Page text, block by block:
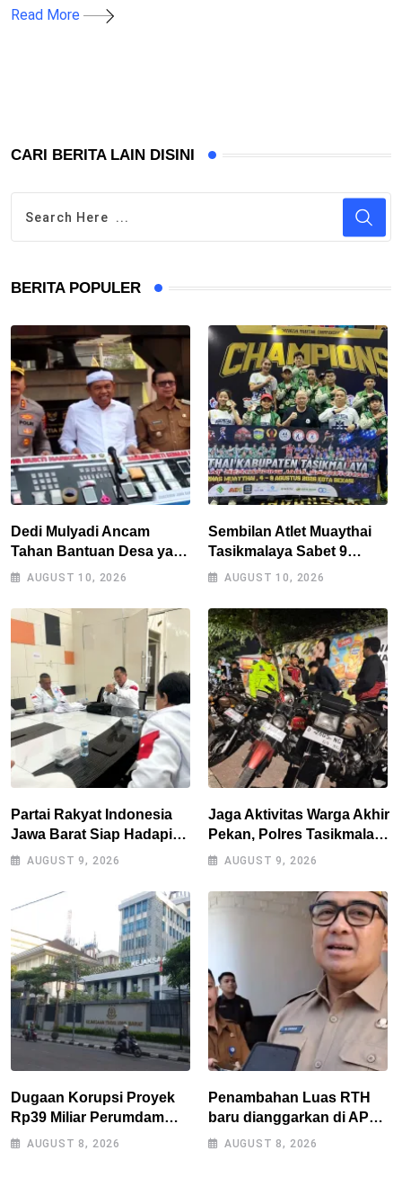
Read More
CARI BERITA LAIN DISINI
BERITA POPULER
Dedi Mulyadi Ancam
Tahan Bantuan Desa yang
Masih Ditemukan
AUGUST 10, 2026
Sembilan Atlet Muaythai
Tasikmalaya Sabet 9
Medali di Kejurnas Bekasi,
Porprov Jabar 2026
AUGUST 10, 2026
Partai Rakyat Indonesia
Jawa Barat Siap Hadapi
Pemilu 2029
AUGUST 9, 2026
Jaga Aktivitas Warga Akhir
Pekan, Polres Tasikmalaya
Gencarkan Patroli Blue
AUGUST 9, 2026
Dugaan Korupsi Proyek
Rp39 Miliar Perumdam
Tirta Darma Ayu Disorot,
AUGUST 8, 2026
Penambahan Luas RTH
baru dianggarkan di APBD
2027, Walikota tidak
AUGUST 8, 2026